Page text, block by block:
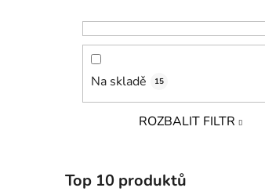
Na skladě 15
ROZBALIT FILTR
Top 10 produktů